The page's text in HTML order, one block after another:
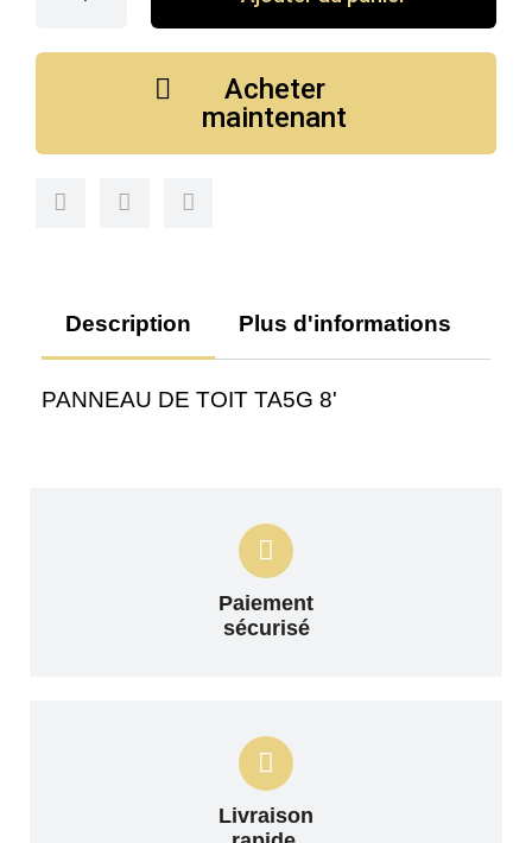
Acheter
maintenant
Description Plus d'informations
PANNEAU DE TOIT TA5G 8'
Paiement
sécurisé
Livraison